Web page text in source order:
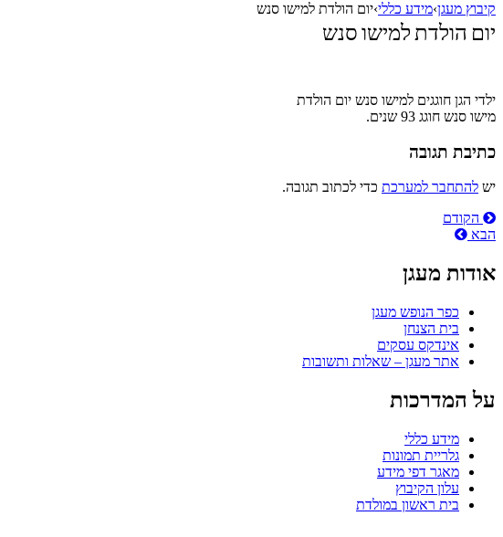
קיבוץ מעגן›מידע כללי›יום הולדת למישו סנש
יום הולדת למישו סנש
ילדי הגן חוגגים למישו סנש יום הולדת
מישו סנש חוגג 93 שנים.
כתיבת תגובה
יש להתחבר למערכת כדי לכתוב תגובה.
ניווטהקודם
הבא
אודות מעגן
כפר הנופש מעגן
בית הצנחן
אינדקס עסקים
אתר מעגן – שאלות ותשובות
על המדרכות
מידע כללי
גלריית תמונות
מאגר דפי מידע
עלון הקיבוץ
בית ראשון במולדת